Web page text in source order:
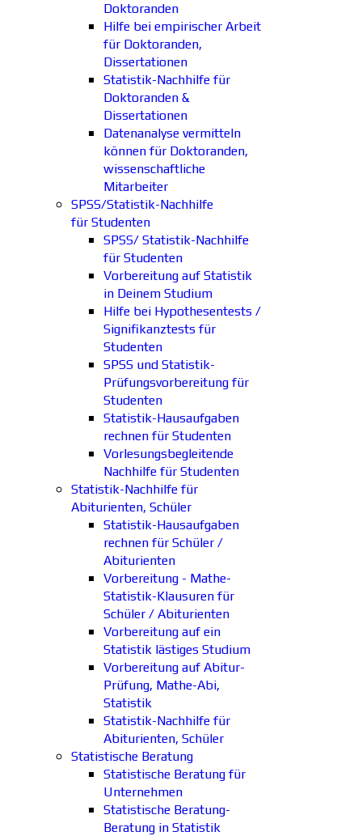
Doktoranden
Hilfe bei empirischer Arbeit
für Doktoranden,
Dissertationen
Statistik-Nachhilfe für
Doktoranden &
Dissertationen
Datenanalyse vermitteln
können für Doktoranden,
wissenschaftliche
Mitarbeiter
SPSS/Statistik-Nachhilfe
für Studenten
SPSS/ Statistik-Nachhilfe
für Studenten
Vorbereitung auf Statistik
in Deinem Studium
Hilfe bei Hypothesentests /
Signifikanztests für
Studenten
SPSS und Statistik-
Prüfungsvorbereitung für
Studenten
Statistik-Hausaufgaben
rechnen für Studenten
Vorlesungsbegleitende
Nachhilfe für Studenten
Statistik-Nachhilfe für
Abiturienten, Schüler
Statistik-Hausaufgaben
rechnen für Schüler /
Abiturienten
Vorbereitung - Mathe-
Statistik-Klausuren für
Schüler / Abiturienten
Vorbereitung auf ein
Statistik lästiges Studium
Vorbereitung auf Abitur-
Prüfung, Mathe-Abi,
Statistik
Statistik-Nachhilfe für
Abiturienten, Schüler
Statistische Beratung
Statistische Beratung für
Unternehmen
Statistische Beratung-
Beratung in Statistik